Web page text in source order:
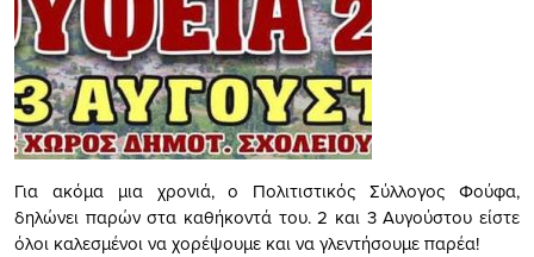
Για ακόμα μια χρονιά, ο Πολιτιστικός Σύλλογος Φούφα,
δηλώνει παρών στα καθήκοντά του. 2 και 3 Αυγούστου είστε
όλοι καλεσμένοι να χορέψουμε και να γλεντήσουμε παρέα!